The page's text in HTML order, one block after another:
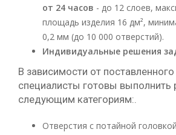
от 24 часов - до 12 слоев,
площадь изделия 16 дм²,
0,2 мм (до 10 000 отверстий).
Индивидуальные решения
В зависимости от
специалисты готовы выполнить
следующим категориям:.
Отверстия с потайной